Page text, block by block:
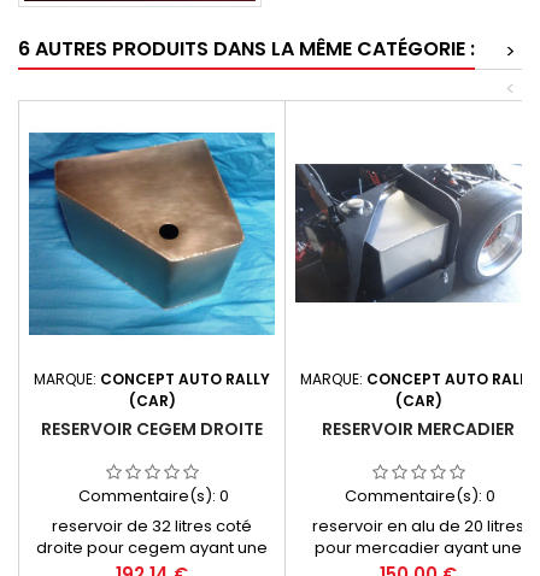
6 AUTRES PRODUITS DANS LA MÊME CATÉGORIE :
>
<
MARQUE: CONCEPT AUTO RALLY
(CAR)
RESERVOIR CEGEM DROITE
Commentaire(s): 0
reservoir de 32 litres coté
droite pour cegem ayant une
sortie en dh6 ou lisse a nous
MARQUE: CONCEPT AUTO RALLY
(CAR)
RESERVOIR MERCADIER
Commentaire(s): 0
reservoir en alu de 20 litres
pour mercadier ayant une
sortie en dh6 ou lisse au choix